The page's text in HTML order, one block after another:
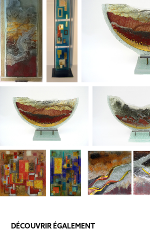
DÉCOUVRIR ÉGALEMENT